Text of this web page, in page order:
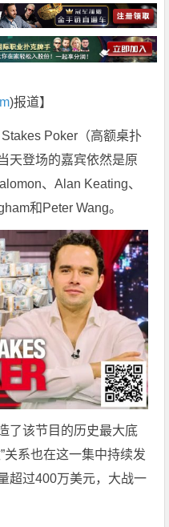
)报道】
Poker（高额桌扑
天登场的嘉宾依然是原
、Alan Keating、
和Peter Wang。
了该节目的历史最大底
关系也在这一集中持续发
超过400万美元，大战一